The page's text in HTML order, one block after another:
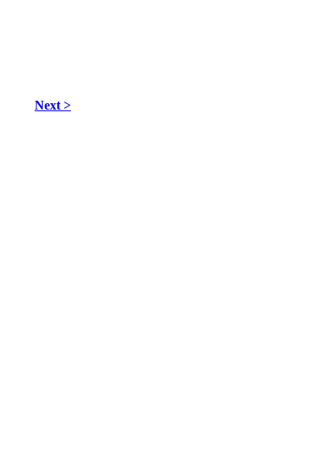
Next >